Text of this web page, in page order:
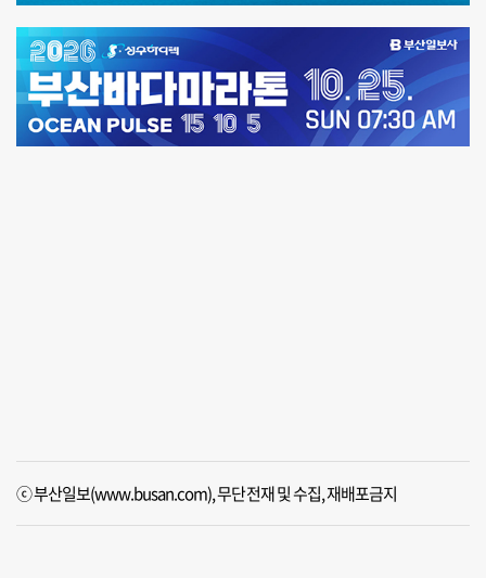
ⓒ 부산일보(www.busan.com), 무단전재 및 수집, 재배포금지